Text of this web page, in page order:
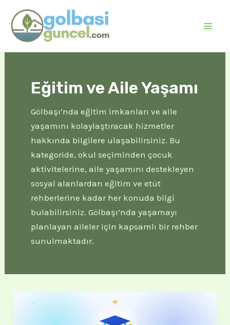
İçeriğe
atla
Eğitim ve Aile Yaşamı
Gölbaşı’nda eğitim imkanları ve aile
yaşamını kolaylaştıracak hizmetler
hakkında bilgilere ulaşabilirsiniz. Bu
kategoride, okul seçiminden çocuk
aktivitelerine, aile yaşamını destekleyen
sosyal alanlardan eğitim ve etüt
rehberlerine kadar her konuda bilgi
bulabilirsiniz. Gölbaşı’nda yaşamayı
planlayan aileler için kapsamlı bir rehber
sunulmaktadır.